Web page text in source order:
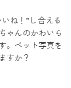
ね！”し合える
ゃんのかわいら
。ペット写真を
すか？